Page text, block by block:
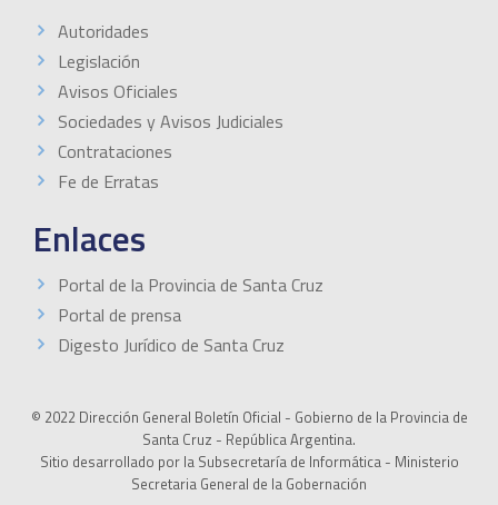
Autoridades
Legislación
Avisos Oficiales
Sociedades y Avisos Judiciales
Contrataciones
Fe de Erratas
Enlaces
Portal de la Provincia de Santa Cruz
Portal de prensa
Digesto Jurídico de Santa Cruz
© 2022 Dirección General Boletín Oficial - Gobierno de la Provincia de
Santa Cruz - República Argentina.
Sitio desarrollado por la Subsecretaría de Informática - Ministerio
Secretaria General de la Gobernación